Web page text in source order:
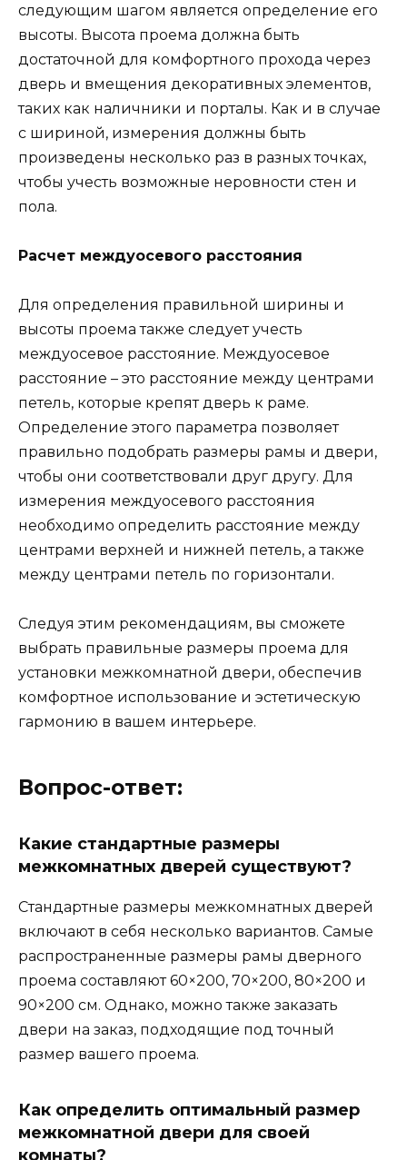
следующим шагом является определение его
высоты. Высота проема должна быть
достаточной для комфортного прохода через
дверь и вмещения декоративных элементов,
таких как наличники и порталы. Как и в случае
с шириной, измерения должны быть
произведены несколько раз в разных точках,
чтобы учесть возможные неровности стен и
пола.
Расчет междуосевого расстояния
Для определения правильной ширины и
высоты проема также следует учесть
междуосевое расстояние. Междуосевое
расстояние – это расстояние между центрами
петель, которые крепят дверь к раме.
Определение этого параметра позволяет
правильно подобрать размеры рамы и двери,
чтобы они соответствовали друг другу. Для
измерения междуосевого расстояния
необходимо определить расстояние между
центрами верхней и нижней петель, а также
между центрами петель по горизонтали.
Следуя этим рекомендациям, вы сможете
выбрать правильные размеры проема для
установки межкомнатной двери, обеспечив
комфортное использование и эстетическую
гармонию в вашем интерьере.
Вопрос-ответ:
Какие стандартные размеры
межкомнатных дверей существуют?
Стандартные размеры межкомнатных дверей
включают в себя несколько вариантов. Самые
распространенные размеры рамы дверного
проема составляют 60×200, 70×200, 80×200 и
90×200 см. Однако, можно также заказать
двери на заказ, подходящие под точный
размер вашего проема.
Как определить оптимальный размер
межкомнатной двери для своей
комнаты?